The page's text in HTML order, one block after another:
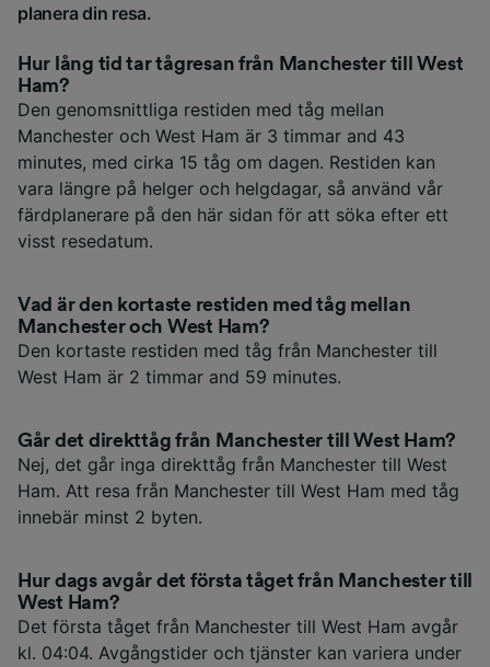
planera din resa.
Hur lång tid tar tågresan från Manchester till West
Ham?
Den genomsnittliga restiden med tåg mellan
Manchester och West Ham är 3 timmar and 43
minutes, med cirka 15 tåg om dagen. Restiden kan
vara längre på helger och helgdagar, så använd vår
färdplanerare på den här sidan för att söka efter ett
visst resedatum.
Vad är den kortaste restiden med tåg mellan
Manchester och West Ham?
Den kortaste restiden med tåg från Manchester till
West Ham är 2 timmar and 59 minutes.
Går det direkttåg från Manchester till West Ham?
Nej, det går inga direkttåg från Manchester till West
Ham. Att resa från Manchester till West Ham med tåg
innebär minst 2 byten.
Hur dags avgår det första tåget från Manchester till
West Ham?
Det första tåget från Manchester till West Ham avgår
kl. 04:04. Avgångstider och tjänster kan variera under